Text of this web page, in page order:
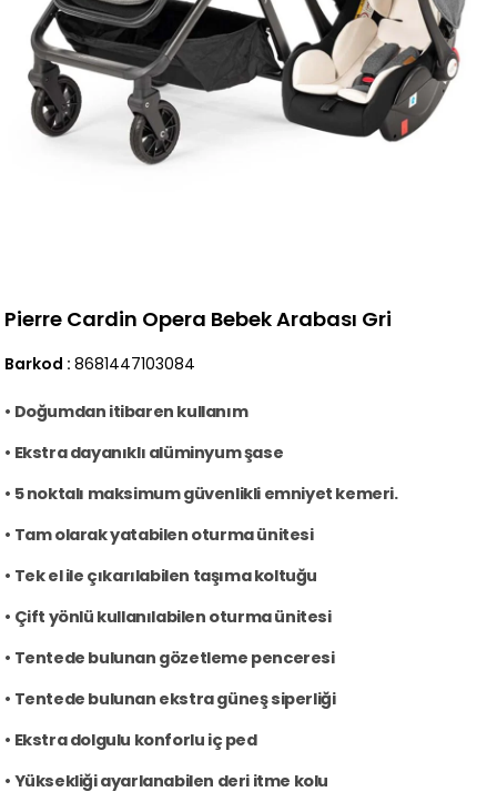
Pierre Cardin Opera Bebek Arabası Gri
Barkod : 8681447103084
• Doğumdan itibaren kullanım
• Ekstra dayanıklı alüminyum şase
• 5 noktalı maksimum güvenlikli emniyet kemeri.
• Tam olarak yatabilen oturma ünitesi
• Tek el ile çıkarılabilen taşıma koltuğu
• Çift yönlü kullanılabilen oturma ünitesi
• Tentede bulunan gözetleme penceresi
• Tentede bulunan ekstra güneş siperliği
• Ekstra dolgulu konforlu iç ped
• Yüksekliği ayarlanabilen deri itme kolu